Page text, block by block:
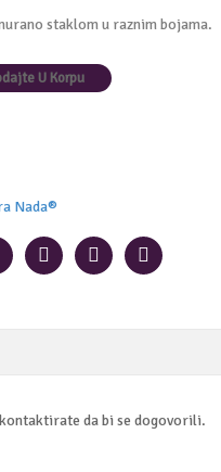
staklom u raznim bojama.
Nada®
da bi se dogovorili.